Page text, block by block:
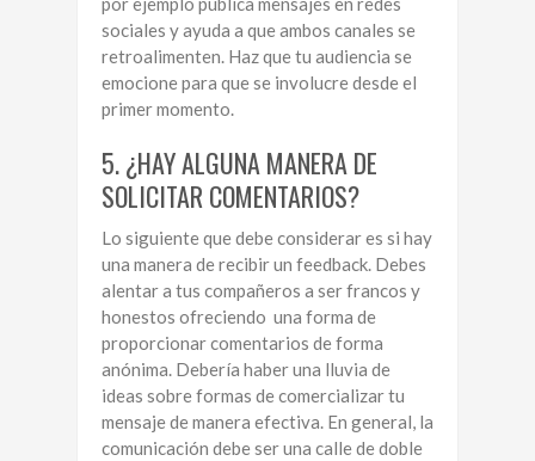
sociales y ayuda a que ambos canales se
retroalimenten. Haz que tu audiencia se
emocione para que se involucre desde el
primer momento.
5. ¿HAY ALGUNA MANERA DE
SOLICITAR COMENTARIOS?
Lo siguiente que debe considerar es si hay
una manera de recibir un feedback. Debes
alentar a tus compañeros a ser francos y
honestos ofreciendo una forma de
proporcionar comentarios de forma
anónima. Debería haber una lluvia de
ideas sobre formas de comercializar tu
mensaje de manera efectiva. En general, la
comunicación debe ser una calle de doble